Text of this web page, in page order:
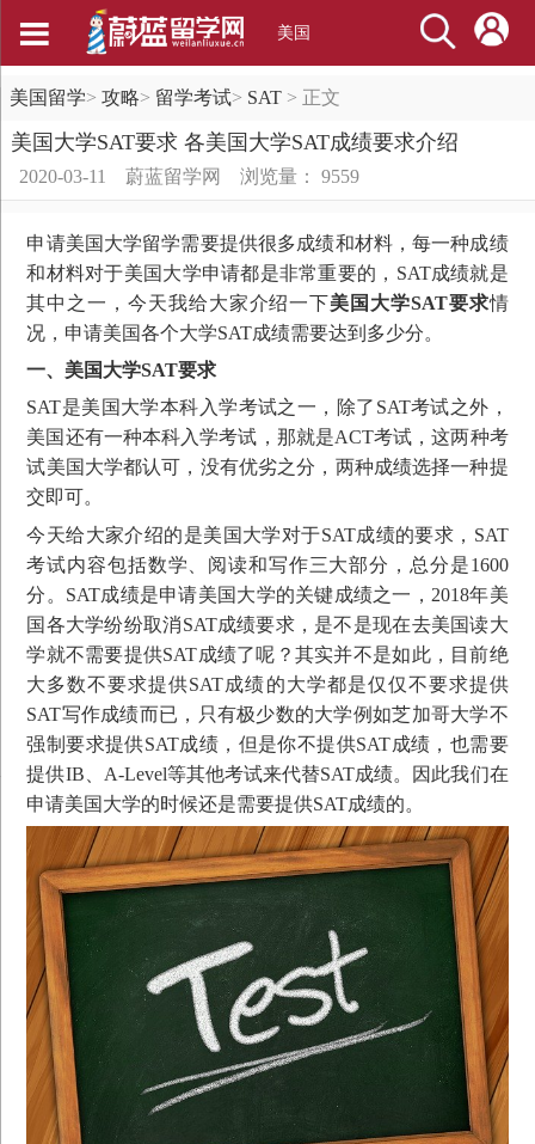
美国
美国留学> 攻略> 留学考试> SAT > 正文
美国大学SAT要求 各美国大学SAT成绩要求介绍
2020-03-11 蔚蓝留学网 浏览量： 9559
申请美国大学留学需要提供很多成绩和材料，每一种成绩
和材料对于美国大学申请都是非常重要的，SAT成绩就是
其中之一，今天我给大家介绍一下美国大学SAT要求情
况，申请美国各个大学SAT成绩需要达到多少分。
一、美国大学SAT要求
SAT是美国大学本科入学考试之一，除了SAT考试之外，
美国还有一种本科入学考试，那就是ACT考试，这两种考
试美国大学都认可，没有优劣之分，两种成绩选择一种提
交即可。
今天给大家介绍的是美国大学对于SAT成绩的要求，SAT
考试内容包括数学、阅读和写作三大部分，总分是1600
分。SAT成绩是申请美国大学的关键成绩之一，2018年美
国各大学纷纷取消SAT成绩要求，是不是现在去美国读大
学就不需要提供SAT成绩了呢？其实并不是如此，目前绝
大多数不要求提供SAT成绩的大学都是仅仅不要求提供
SAT写作成绩而已，只有极少数的大学例如芝加哥大学不
强制要求提供SAT成绩，但是你不提供SAT成绩，也需要
提供IB、A-Level等其他考试来代替SAT成绩。因此我们在
申请美国大学的时候还是需要提供SAT成绩的。